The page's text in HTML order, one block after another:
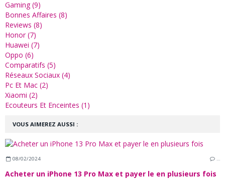
VOUS AIMEREZ AUSSI :
08/02/2024 …
Acheter un iPhone 13 Pro Max et payer le en plusieurs fois
Gaming (9)
Bonnes Affaires (8)
Reviews (8)
Honor (7)
Huawei (7)
Oppo (6)
Comparatifs (5)
Réseaux Sociaux (4)
Pc Et Mac (2)
Xiaomi (2)
Ecouteurs Et Enceintes (1)